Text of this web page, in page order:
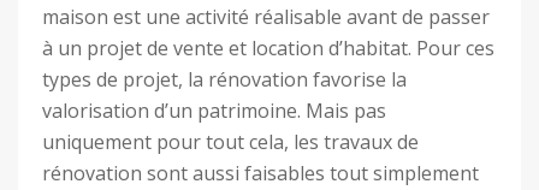
maison est une activité réalisable avant de passer
à un projet de vente et location d’habitat. Pour ces
types de projet, la rénovation favorise la
valorisation d’un patrimoine. Mais pas
uniquement pour tout cela, les travaux de
rénovation sont aussi faisables tout simplement